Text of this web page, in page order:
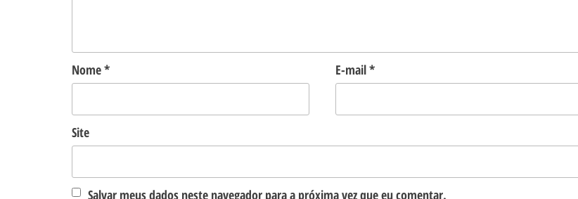
Nome* E-mail*
Site
Salvar meus dados neste navegador para a próxima vez que eu comentar.